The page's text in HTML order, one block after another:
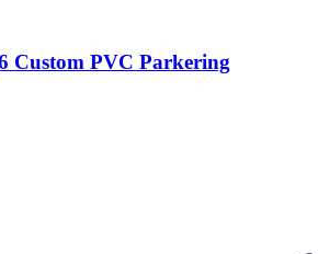
Custom PVC Parkering